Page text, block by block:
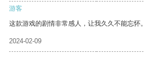
游客
这款游戏的剧情非常感人，让我久久不能忘怀。
2024-02-09